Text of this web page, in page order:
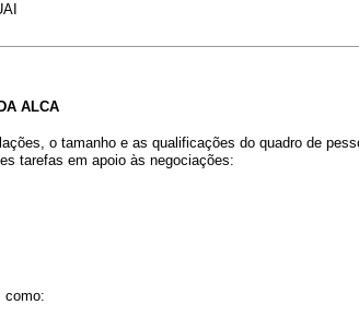
ALCA
o tamanho e as qualificações do quadro de
tarefas em apoio às negociações:
como: